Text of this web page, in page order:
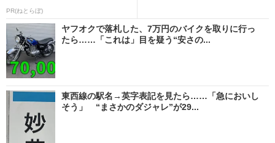
PR(ねとらぼ)
ヤフオクで落札した、7万円のバイクを取りに行っ
たら……「これは」目を疑う“安さの...
東西線の駅名→英字表記を見たら……「急においし
そう」 “まさかのダジャレ”が29...